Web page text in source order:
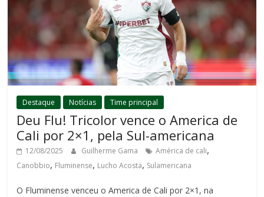
Destaque Notícias Time principal
Deu Flu! Tricolor vence o America de
Cali por 2×1, pela Sul-americana
12/08/2025 Guilherme Gama América de cali,
Canobbio, Fluminense, Lucho Acosta, Sulamericana
O Fluminense venceu o America de Cali por 2×1, na